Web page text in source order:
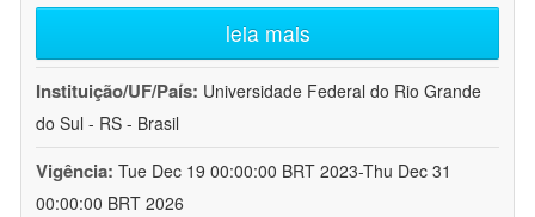
leia mais
Instituição/UF/País: Universidade Federal do Rio Grande
do Sul - RS - Brasil
Vigência: Tue Dec 19 00:00:00 BRT 2023-Thu Dec 31
00:00:00 BRT 2026